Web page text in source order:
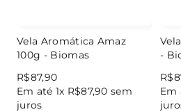
Vela Aromática Amaz
100g - Biomas
R$87,90
Em até 1x R$87,90 sem
juros
-
R$
Em